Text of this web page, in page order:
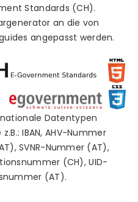
Standards (CH).
an die von
angepasst werden.
Datentypen
IBAN, AHV-Nummer
SVNR-Nummer (AT),
(CH), UID-
(AT).